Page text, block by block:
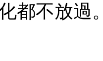
都不放過